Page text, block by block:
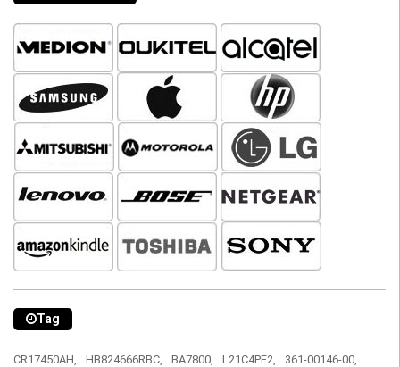
Tag
CR17450AH, HB824666RBC, BA7800, L21C4PE2,
361-00146-00,